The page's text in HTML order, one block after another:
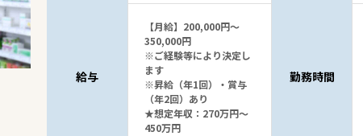
給与
【月給】200,000円～
350,000円
※ご経験等により決定し
ます
※昇給（年1回）・賞与
（年2回）あり
★想定年収：270万円～
450万円
勤務時間